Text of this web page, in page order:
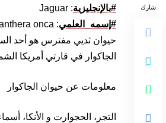
شارك
#بالإنجليزية: Jaguar
#إسمه_العلمي: Panthera onca
حيوان ثديي مفترس هو أحد
الجاكوار في قارتي أمريكا
معلومات عن حيوان الجاكوار
التجر، الحجوارت و الأنكا،